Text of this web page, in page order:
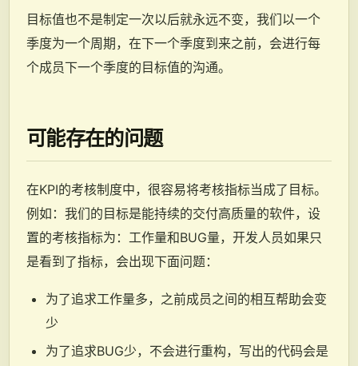
目标值也不是制定一次以后就永远不变，我们以一个
季度为一个周期，在下一个季度到来之前，会进行每
个成员下一个季度的目标值的沟通。
可能存在的问题
在KPI的考核制度中，很容易将考核指标当成了目标。
例如：我们的目标是能持续的交付高质量的软件，设
置的考核指标为：工作量和BUG量，开发人员如果只
是看到了指标，会出现下面问题：
为了追求工作量多，之前成员之间的相互帮助会变
少
为了追求BUG少，不会进行重构，写出的代码会是